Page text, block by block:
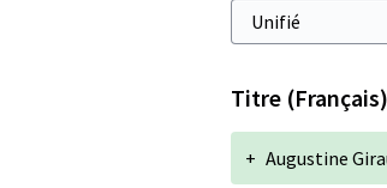
Titre (Français)
+ Augustine